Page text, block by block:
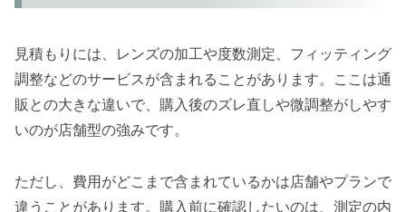
見積もりには、レンズの加工や度数測定、フィッティング
調整などのサービスが含まれることがあります。ここは通
販との大きな違いで、購入後のズレ直しや微調整がしやす
いのが店舗型の強みです。
ただし、費用がどこまで含まれているかは店舗やプランで
違うことがあります。購入前に確認したいのは、測定の内